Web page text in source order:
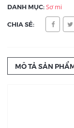
DANH MỤC:Sơ mi
CHIA SẺ:
MÔ TẢ SẢN